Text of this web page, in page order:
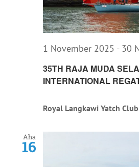
35TH RAJA MUDA
INTERNATIONAL
1 November 2025 - 30
Royal Langkawi Yatch Club
Aha
16